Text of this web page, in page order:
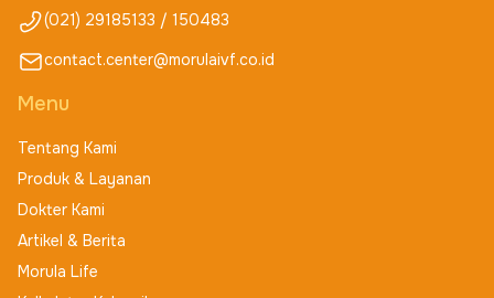
(021) 29185133 / 150483
contact.center@morulaivf.co.id
Menu
Tentang Kami
Produk & Layanan
Dokter Kami
Artikel & Berita
Morula Life